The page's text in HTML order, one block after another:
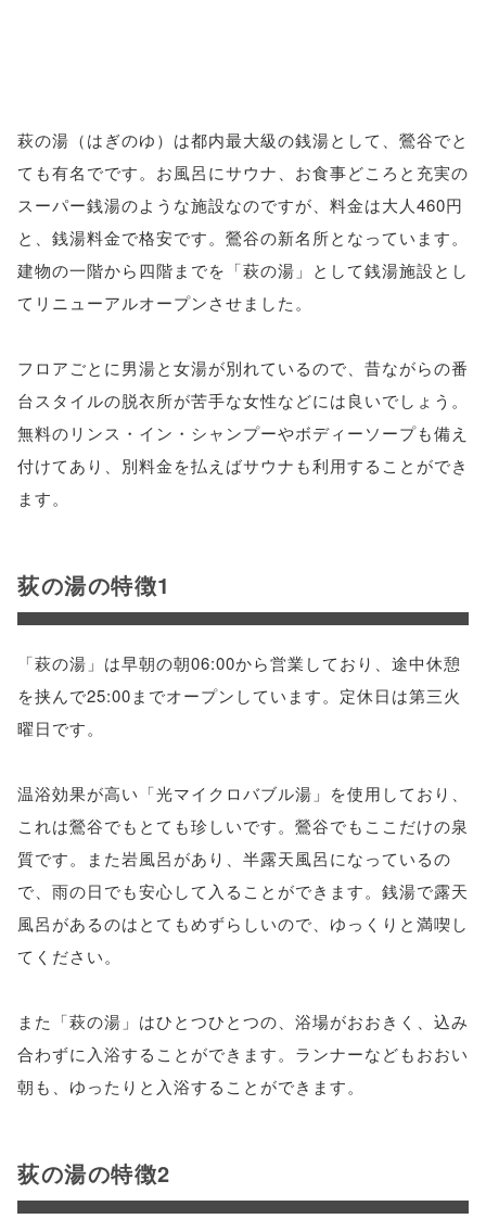
萩の湯（はぎのゆ）は都内最大級の銭湯として、鶯谷でと
ても有名でです。お風呂にサウナ、お食事どころと充実の
スーパー銭湯のような施設なのですが、料金は大人460円
と、銭湯料金で格安です。鶯谷の新名所となっています。
建物の一階から四階までを「萩の湯」として銭湯施設とし
てリニューアルオープンさせました。
フロアごとに男湯と女湯が別れているので、昔ながらの番
台スタイルの脱衣所が苦手な女性などには良いでしょう。
無料のリンス・イン・シャンプーやボディーソープも備え
付けてあり、別料金を払えばサウナも利用することができ
ます。
荻の湯の特徴1
「萩の湯」は早朝の朝06:00から営業しており、途中休憩
を挟んで25:00までオープンしています。定休日は第三火
曜日です。
温浴効果が高い「光マイクロバブル湯」を使用しており、
これは鶯谷でもとても珍しいです。鶯谷でもここだけの泉
質です。また岩風呂があり、半露天風呂になっているの
で、雨の日でも安心して入ることができます。銭湯で露天
風呂があるのはとてもめずらしいので、ゆっくりと満喫し
てください。
また「萩の湯」はひとつひとつの、浴場がおおきく、込み
合わずに入浴することができます。ランナーなどもおおい
朝も、ゆったりと入浴することができます。
荻の湯の特徴2